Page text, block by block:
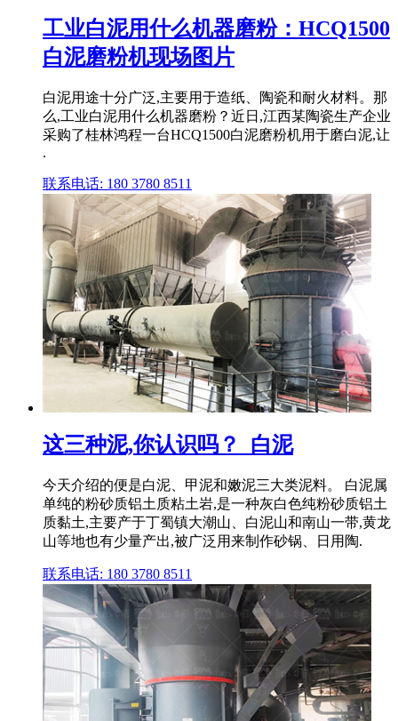
工业白泥用什么机器磨粉：HCQ1500
白泥磨粉机现场图片
白泥用途十分广泛,主要用于造纸、陶瓷和耐火材料。那
么,工业白泥用什么机器磨粉？近日,江西某陶瓷生产企业
采购了桂林鸿程一台HCQ1500白泥磨粉机用于磨白泥,让
.
联系电话: 180 3780 8511
这三种泥,你认识吗？_白泥
今天介绍的便是白泥、甲泥和嫩泥三大类泥料。 白泥属
单纯的粉砂质铝土质粘土岩,是一种灰白色纯粉砂质铝土
质黏土,主要产于丁蜀镇大潮山、白泥山和南山一带,黄龙
山等地也有少量产出,被广泛用来制作砂锅、日用陶.
联系电话: 180 3780 8511